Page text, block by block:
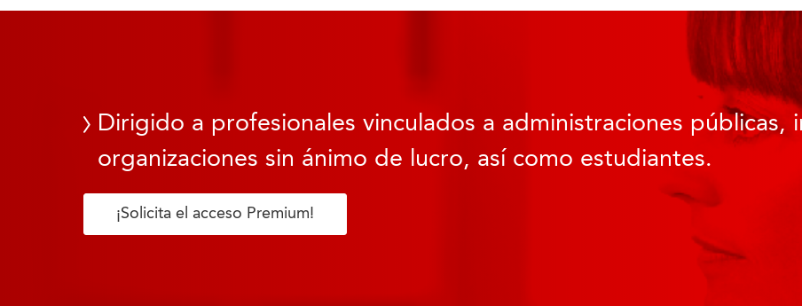
Dirigido a profesionales vinculados a administraciones públicas,
organizaciones sin ánimo de lucro, así como estudiantes.
¡Solicita el acceso Premium!